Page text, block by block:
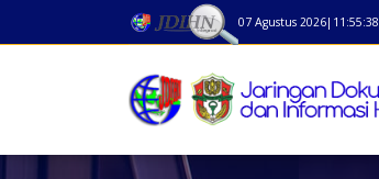
07 Agustus 2026| 11:55:38